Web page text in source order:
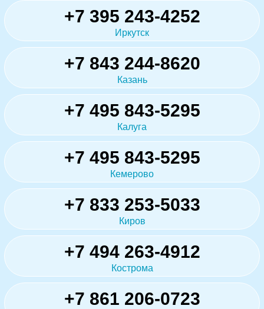
+7 395 243-4252
Иркутск
+7 843 244-8620
Казань
+7 495 843-5295
Калуга
+7 495 843-5295
Кемерово
+7 833 253-5033
Киров
+7 494 263-4912
Кострома
+7 861 206-0723